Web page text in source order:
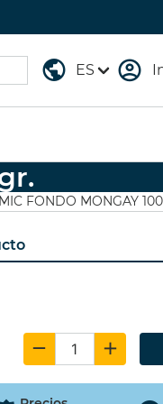
96
€ (15%)
FONDO MONGAY